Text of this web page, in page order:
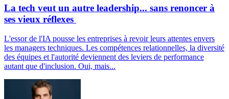
La tech veut un autre leadership... sans renoncer à
ses vieux réflexes
L'essor de l'IA pousse les entreprises à revoir leurs attentes envers
les managers techniques. Les compétences relationnelles, la diversité
des équipes et l'autorité deviennent des leviers de performance
autant que d'inclusion. Oui, mais...